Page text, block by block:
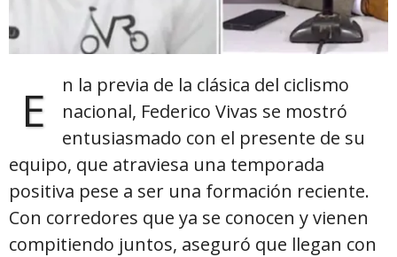
E
n la previa de la clásica del ciclismo
nacional, Federico Vivas se mostró
entusiasmado con el presente de su
equipo, que atraviesa una temporada
positiva pese a ser una formación reciente.
Con corredores que ya se conocen y vienen
compitiendo juntos, aseguró que llegan con